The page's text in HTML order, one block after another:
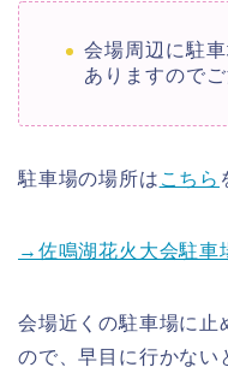
会場周辺に駐
ありますので
駐車場の場所は こちら
→佐鳴湖花火大会駐車
会場近くの駐車場に止
ので、早目に行かない